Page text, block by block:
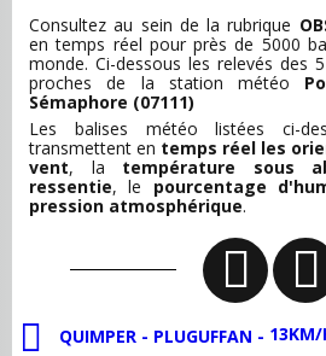
Consultez au sein de la rubrique
en temps réel pour près de 5000
monde. Ci-dessous les relevés des
proches de la station météo
Sémaphore (07111)
Les balises météo listées ci-
transmettent en temps réel les
vent, la température sous
ressentie, le pourcentage
pression atmosphérique.
QUIMPER - PLUGUFFAN - 13KM/